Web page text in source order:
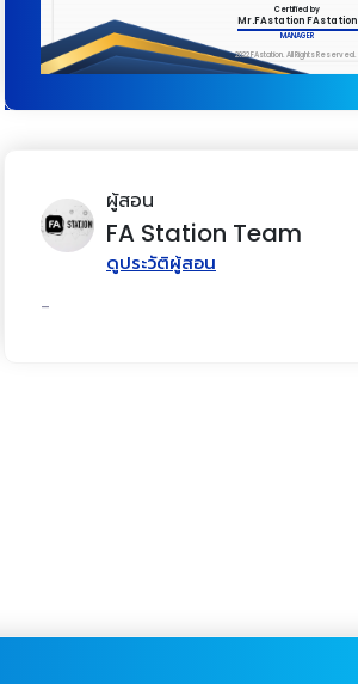
Certified by
Mr.FAstation FAstation
MANAGER
2022 FAstation. All Rights Reserved.
ผู้สอน
FA Station Team
ดูประวัติผู้สอน
-